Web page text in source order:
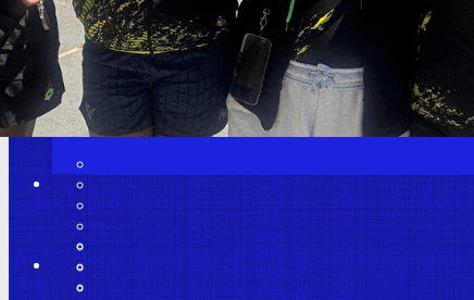
Ajoutez un logo, un bouton, des réseaux sociaux
Cliquez pour éditer